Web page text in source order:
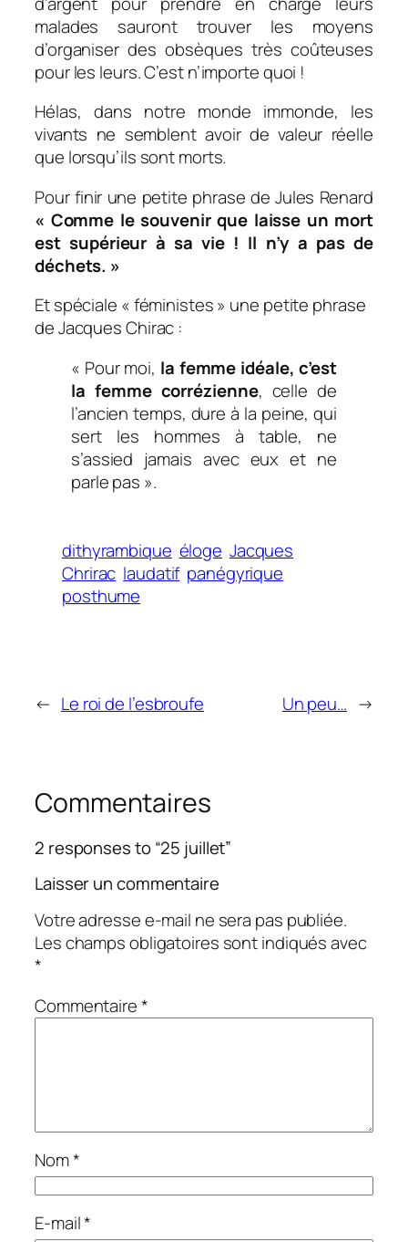
malades sauront trouver les moyens
d’organiser des obsèques très coûteuses
pour les leurs. C’est n’importe quoi !
Hélas, dans notre monde immonde, les
vivants ne semblent avoir de valeur réelle
que lorsqu’ils sont morts.
Pour finir une petite phrase de Jules Renard
« Comme le souvenir que laisse un mort
est supérieur à sa vie ! Il n’y a pas de
déchets. »
Et spéciale « féministes » une petite phrase
de Jacques Chirac :
« Pour moi, la femme idéale, c’est
la femme corrézienne, celle de
l’ancien temps, dure à la peine, qui
sert les hommes à table, ne
s’assied jamais avec eux et ne
parle pas ».
dithyrambique éloge Jacques
Chrirac laudatif panégyrique
posthume
← Le roi de l’esbroufe Un peu… →
Commentaires
2 responses to “25 juillet”
Laisser un commentaire
Votre adresse e-mail ne sera pas publiée.
Les champs obligatoires sont indiqués avec
*
Commentaire*
Nom*
E-mail*